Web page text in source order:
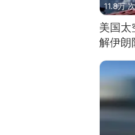
11.8万
美国太
解伊朗